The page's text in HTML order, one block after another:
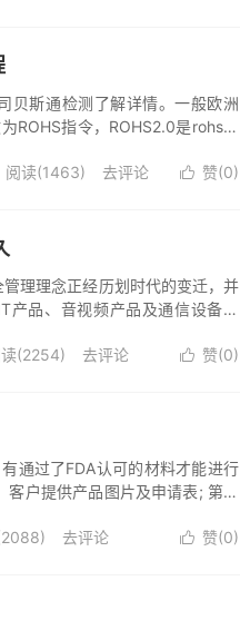
贝斯通检测了解详情。一般欧洲
ROHS指令，ROHS2.0是rohs的
 赞(0)
阅读(1463) 去评论
理理念正经历划时代的变迁，并
产品、音视频产品及通信设备而
 赞(0)
(2254) 去评论
通过了FDA认可的材料才能进行
户提供产品图片及申请表; 第二
 赞(0)
去评论